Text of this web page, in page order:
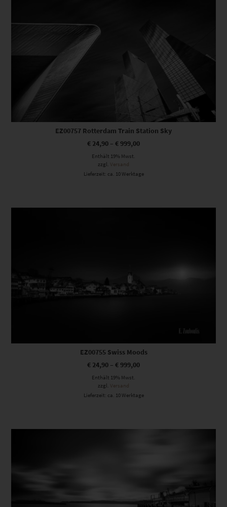
EZ00757 Rotterdam Train Station Sky
€ 24,90 – € 999,00
Enthält 19% Mwst.
zzgl. Versand
Lieferzeit: ca. 10 Werktage
Dieses Produkt weist mehrere Varianten auf. Die Optionen können auf der Produktseite gewählt werden
EZ00755 Swiss Moods
€ 24,90 – € 999,00
Enthält 19% Mwst.
zzgl. Versand
Lieferzeit: ca. 10 Werktage
Dieses Produkt weist mehrere Varianten auf. Die Optionen können auf der Produktseite gewählt werden